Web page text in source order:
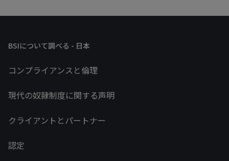
BSIについて調べる - 日本
コンプライアンスと倫理
現代の奴隷制度に関する声明
クライアントとパートナー
認定